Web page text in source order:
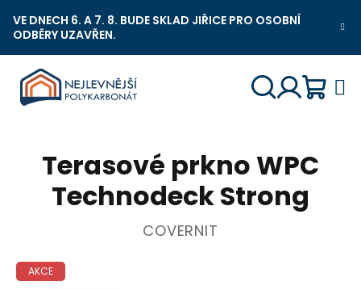
na
obsah
VE DNECH 6. A 7. 8. BUDE SKLAD JIŘICE PRO OSOBNÍ
ODBĚRY UZAVŘEN.
košík
Terasové prkno WPC
Technodeck Strong
COVERNIT
AKCE
Nejlevnější Polykarbonát Chat